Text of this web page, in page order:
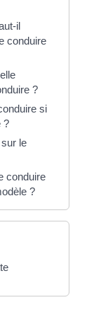
il
conduire
?
si
?
le
conduire
?